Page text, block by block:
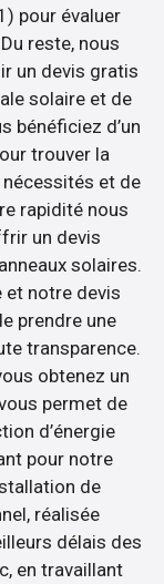
pour évaluer
reste, nous
un devis gratis
solaire et de
bénéficiez d’un
trouver la
et de
rapidité nous
un devis
solaires.
et notre devis
prendre une
transparence.
obtenez un
permet de
d’énergie
pour notre
de
réalisée
délais des
en travaillant